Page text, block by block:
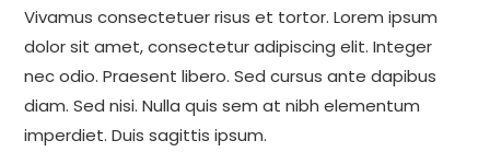
Vivamus consectetuer risus et tortor. Lorem ipsum
dolor sit amet, consectetur adipiscing elit. Integer
nec odio. Praesent libero. Sed cursus ante dapibus
diam. Sed nisi. Nulla quis sem at nibh elementum
imperdiet. Duis sagittis ipsum.